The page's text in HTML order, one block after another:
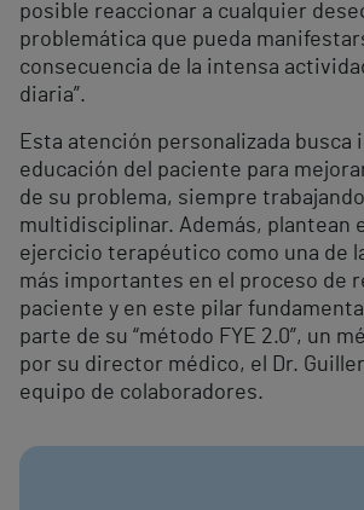
posible reaccionar a cualquier
problemática que pueda
consecuencia de la intensa
diaria”.
Esta atención personalizada busca
educación del paciente para
de su problema, siempre
multidisciplinar. Además, plantean
ejercicio terapéutico como una de
más importantes en el proceso de
paciente y en este pilar
parte de su “método FYE 2.0”, un
por su director médico, el Dr.
equipo de colaboradores.